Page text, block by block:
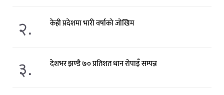
२. केही प्रदेशमा भारी वर्षाको जोखिम
३. देशभर झण्डै ७० प्रतिशत धान रोपाइँ सम्पन्न